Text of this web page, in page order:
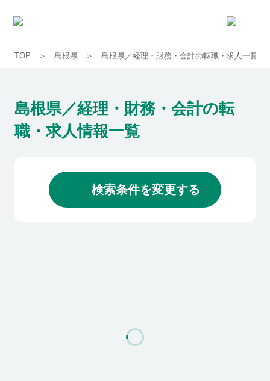
求人一覧
企業一覧
お気に入り求人
よくあるご質問
TOP 島根県 島根県／経理・財務・会計の転職・求人一覧
島根県／経理・財務・会計の転
職・求人情報一覧
検索条件を変更する